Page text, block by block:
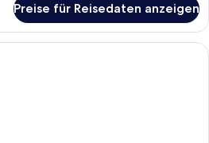
Preise für Reisedaten anzeigen
Ein Balkon mit künstlichem Rasen,